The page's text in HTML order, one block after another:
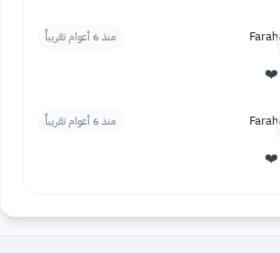
Farah منذ 6 أعوام تقريباً
❤️
Farah منذ 6 أعوام تقريباً
❤️